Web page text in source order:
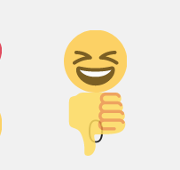
Дикий
смех!
0
Палец
вниз!